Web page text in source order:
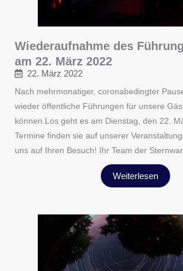
Wiederaufnahme des
am 22. März 2022
22. März 2022
Nach mehrmonatiger, coronabedingter
wieder öffentliche Führungen für unsere
können.Los geht es am Dienstag, den 22.
Termine finden sie auf unserer
uns auf Ihren Besuch! Ihr Team der
Weiterlesen